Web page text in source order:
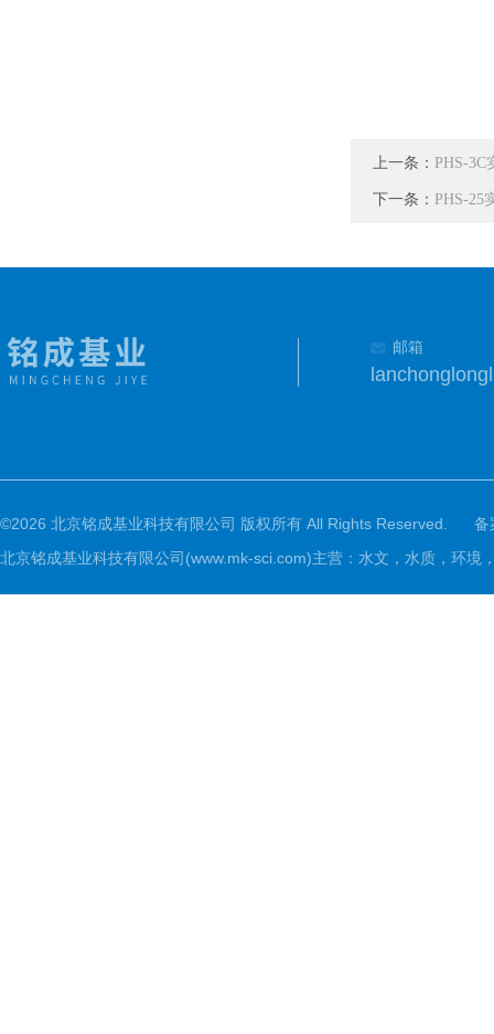
上一条： PHS-3C
下一条： PHS-25
邮箱
©2026 北京铭成基业科技有限公司 版权所有 All Rights Reserved.
备
北京铭成基业科技有限公司(www.mk-sci.com)主营：水文，水质，环境